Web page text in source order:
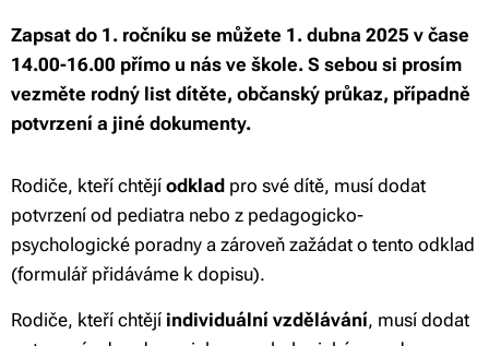
Zapsat do 1. ročníku se můžete 1. dubna 2025 v čase
14.00-16.00 přímo u nás ve škole. S sebou si prosím
vezměte rodný list dítěte, občanský průkaz, případně
potvrzení a jiné dokumenty.
Rodiče, kteří chtějí odklad pro své dítě, musí dodat
potvrzení od pediatra nebo z pedagogicko-
psychologické poradny a zároveň zažádat o tento odklad
(formulář přidáváme k dopisu).
Rodiče, kteří chtějí individuální vzdělávání, musí dodat